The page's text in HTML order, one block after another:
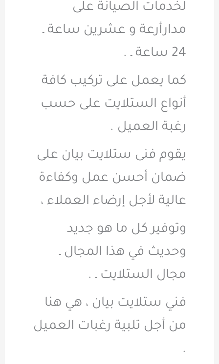
لخدمات الصيانة على
مدارأرعة و عشرين ساعة ـ
24 ساعة ـ .
كما يعمل على تركيب كافة
أنواع الستلايت على حسب
رغبة العميل .
يقوم فنى ستلايت بيان على
ضمان أحسن عمل وكفاءة
عالية لأجل إرضاء العملاء ،
وتوفير كل ما هو جديد
وحديث في هذا المجال ـ
مجال الستلايت ـ .
فني ستلايت بيان ، هي هنا
من أجل تلبية رغبات العميل
.